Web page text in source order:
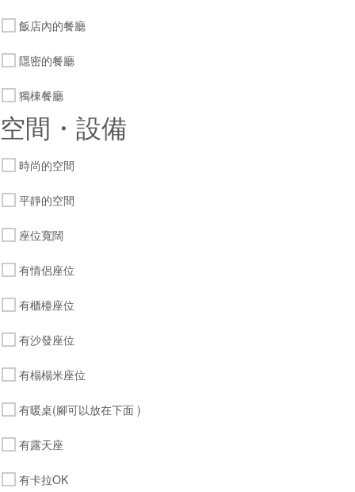
飯店內的餐廳
隱密的餐廳
獨棟餐廳
空間・設備
時尚的空間
平靜的空間
座位寬闊
有情侶座位
有櫃檯座位
有沙發座位
有榻榻米座位
有暖桌(腳可以放在下面 )
有露天座
有卡拉OK